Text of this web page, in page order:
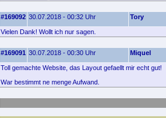
#169092 30.07.2018 - 00:32 Uhr Tory
Vielen Dank! Wollt ich nur sagen.
#169091 30.07.2018 - 00:30 Uhr Miquel
Toll gemachte Website, das Layout gefaellt mir echt gut!
War bestimmt ne menge Aufwand.